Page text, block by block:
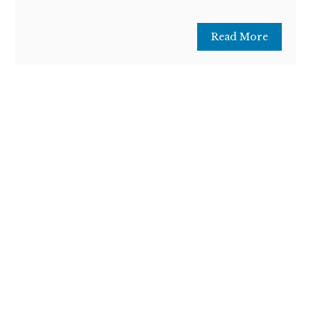
Read More